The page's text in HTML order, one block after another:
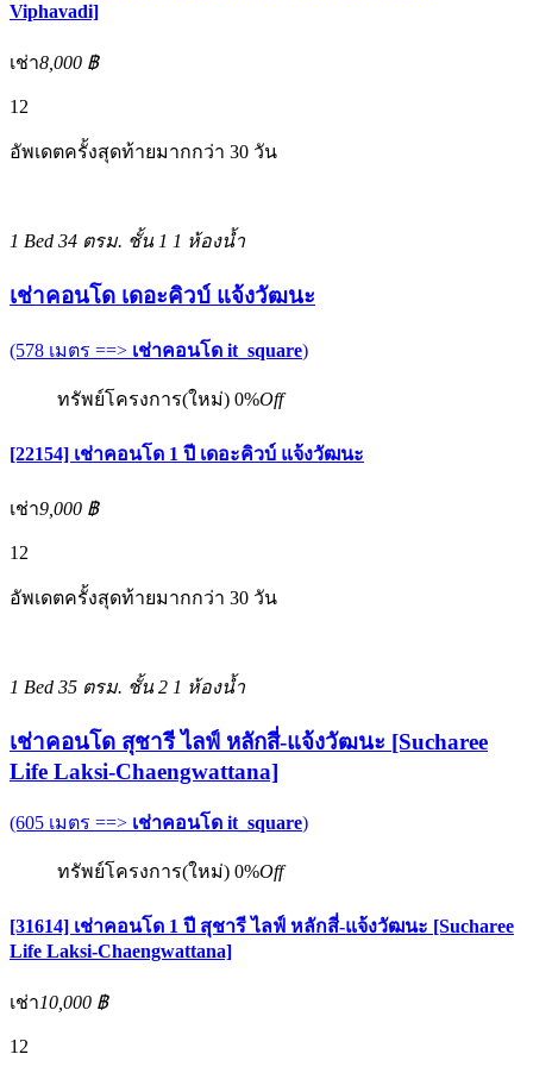
Viphavadi]
เช่า8,000 ฿
12
อัพเดตครั้งสุดท้ายมากกว่า 30 วัน
1 Bed 34 ตรม. ชั้น 1 1 ห้องน้ำ
เช่าคอนโด เดอะคิวบ์ แจ้งวัฒนะ
(578 เมตร ==> เช่าคอนโด it_square)
ทรัพย์โครงการ(ใหม่) 0%Off
[22154] เช่าคอนโด 1 ปี เดอะคิวบ์ แจ้งวัฒนะ
เช่า9,000 ฿
12
อัพเดตครั้งสุดท้ายมากกว่า 30 วัน
1 Bed 35 ตรม. ชั้น 2 1 ห้องน้ำ
เช่าคอนโด สุชารี ไลฟ์ หลักสี่-แจ้งวัฒนะ [Sucharee
Life Laksi-Chaengwattana]
(605 เมตร ==> เช่าคอนโด it_square)
ทรัพย์โครงการ(ใหม่) 0%Off
[31614] เช่าคอนโด 1 ปี สุชารี ไลฟ์ หลักสี่-แจ้งวัฒนะ [Sucharee
Life Laksi-Chaengwattana]
เช่า10,000 ฿
12